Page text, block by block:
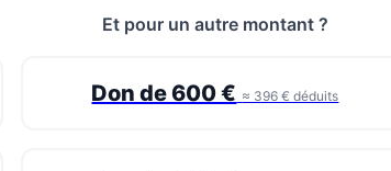
Et pour un autre montant ?
Don de 600 € ≈ 396 € déduits